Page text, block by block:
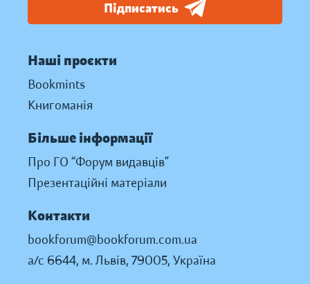
Підписатись
Наші проєкти
Bookmints
Книгоманія
Більше інформації
Про ГО “Форум видавців”
Презентаційні матеріали
Контакти
bookforum@bookforum.com.ua
а/с 6644, м. Львів, 79005, Україна